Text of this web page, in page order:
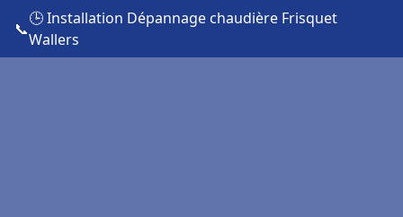
📞
🕒 Installation Dépannage chaudière Frisquet
Wallers